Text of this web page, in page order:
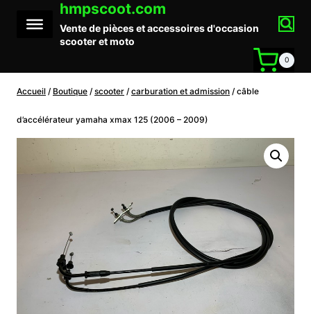
contenu
hmpscoot.com
Vente de pièces et accessoires d'occasion
scooter et moto
0
Accueil / Boutique / scooter / carburation et admission / câble
d’accélérateur yamaha xmax 125 (2006 – 2009)